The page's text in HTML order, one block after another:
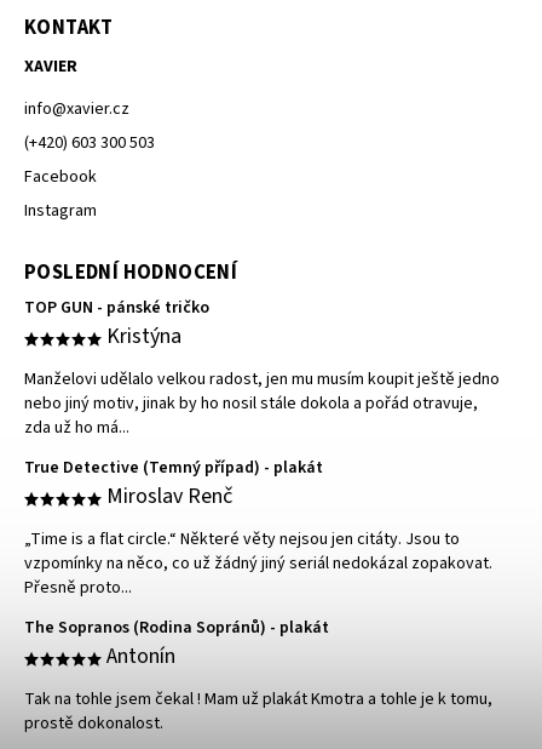
KONTAKT
XAVIER
info@xavier.cz
(+420) 603 300 503
Facebook
Instagram
POSLEDNÍ HODNOCENÍ
TOP GUN - pánské tričko
Kristýna
Manželovi udělalo velkou radost, jen mu musím koupit ještě jedno
nebo jiný motiv, jinak by ho nosil stále dokola a pořád otravuje,
zda už ho má...
True Detective (Temný případ) - plakát
Miroslav Renč
„Time is a flat circle.“ Některé věty nejsou jen citáty. Jsou to
vzpomínky na něco, co už žádný jiný seriál nedokázal zopakovat.
Přesně proto...
The Sopranos (Rodina Sopránů) - plakát
Antonín
Tak na tohle jsem čekal ! Mam už plakát Kmotra a tohle je k tomu,
prostě dokonalost.